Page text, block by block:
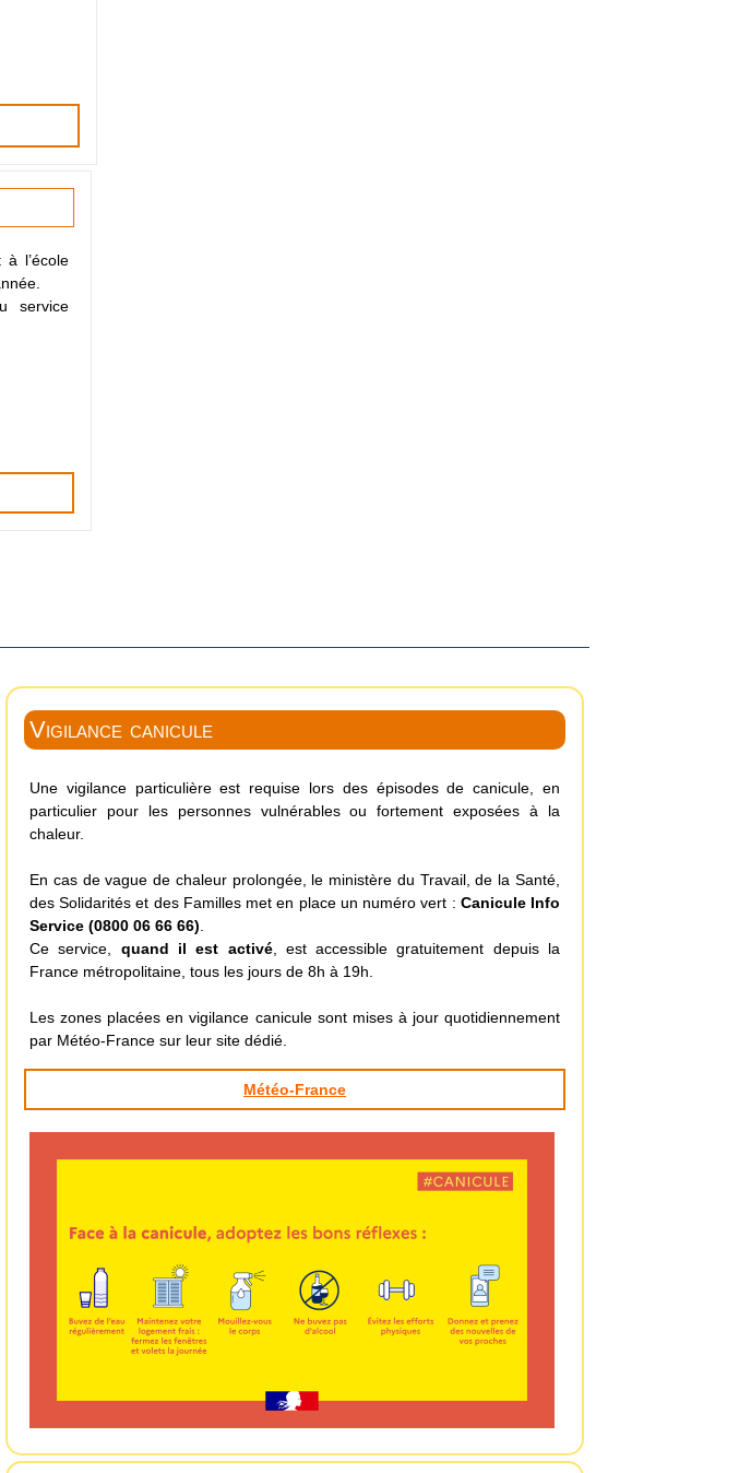
l’école
service
Vigilance canicule
Une vigilance particulière est requise lors des épisodes de canicule, en
particulier pour les personnes vulnérables ou fortement exposées à la
chaleur.
En cas de vague de chaleur prolongée, le ministère du Travail, de la Santé,
des Solidarités et des Familles met en place un numéro vert : Canicule Info
Service (0800 06 66 66)
Ce service, quand il est activé, est accessible gratuitement depuis la
France métropolitaine, tous les jours de 8h à 19h.
Les zones placées en vigilance canicule sont mises à jour quotidiennement
par Météo-France sur leur site dédié.
Météo-France